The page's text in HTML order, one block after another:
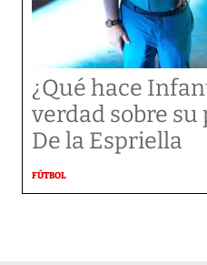
¿Qué hace
verdad sobre
De la Espriella
FÚTBOL